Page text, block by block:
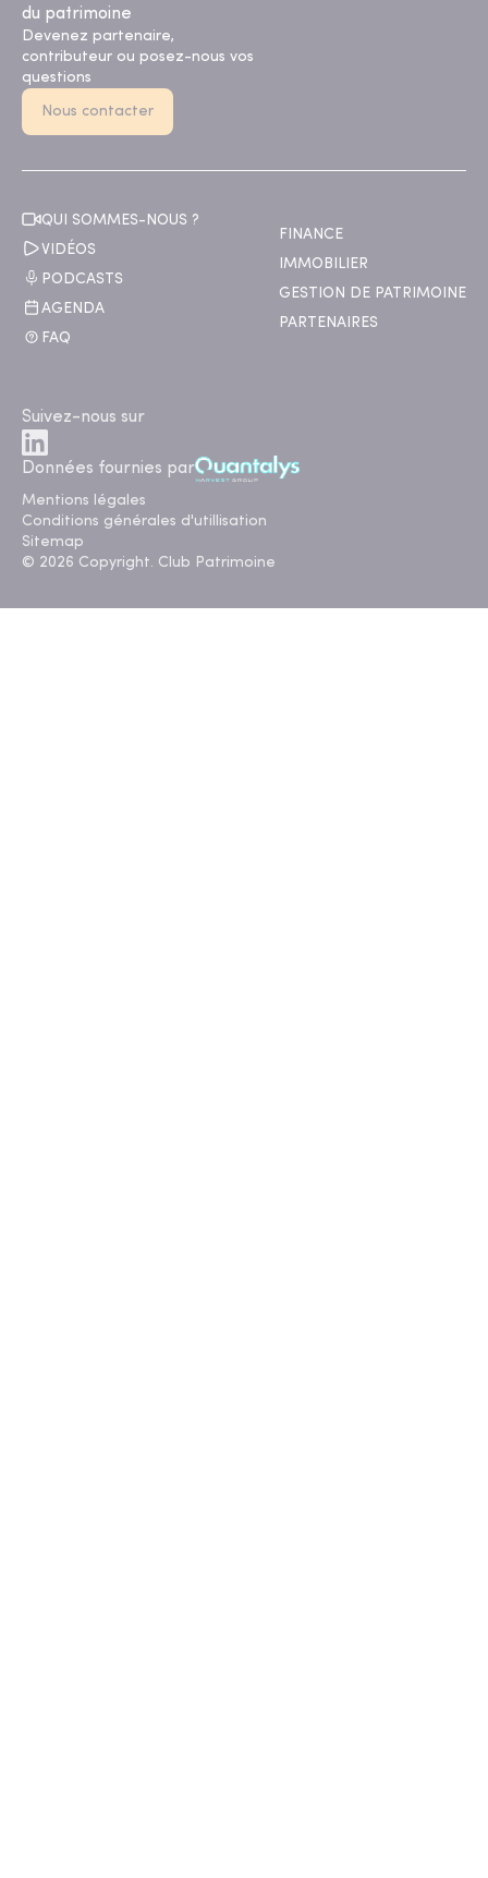
du patrimoine
Devenez partenaire,
contributeur ou posez-nous vos
questions
Nous contacter
QUI SOMMES-NOUS ?
VIDÉOS
PODCASTS
AGENDA
FAQ
FINANCE
IMMOBILIER
GESTION DE PATRIMOINE
PARTENAIRES
Suivez-nous sur
Données fournies par
Mentions légales
Conditions générales d'utillisation
Sitemap
© 2026 Copyright. Club Patrimoine